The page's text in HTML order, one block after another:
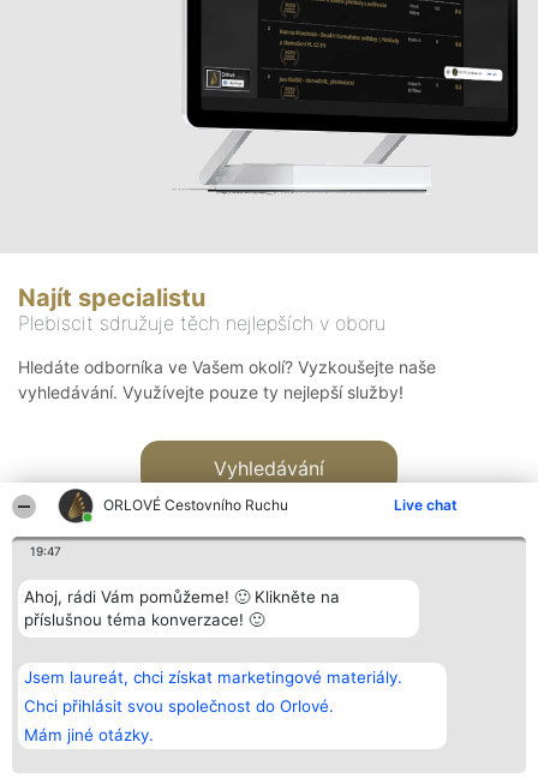
ORLOVÉ Cestovního Ruchu Live chat
19:47
Ahoj, rádi Vám pomůžeme! 🙂 Klikněte na
příslušnou téma konverzace! 🙂
Jsem laureát, chci získat marketingové materiály.
Chci přihlásit svou společnost do Orlové.
Mám jiné otázky.
Najít specialistu
Plebiscit sdružuje těch nejlepších v oboru
Hledáte odborníka ve Vašem okolí? Vyzkoušejte naše
vyhledávání. Využívejte pouze ty nejlepší služby!
Vyhledávání
Bright Side Solutions sp. z o.
o. sp. k.
ul. Ruska 22
Wrocław 50-079
KRS 0000749100 | Regon
381313360 | NIP 8943132676
Vítězové
Seznam všech
laureátů
Zásady
Zásady
Kontakt